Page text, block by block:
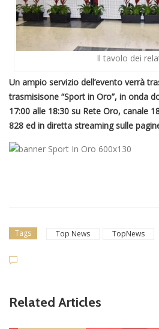
Il tavolo dei
Un ampio servizio dell’evento verrà
trasmisisone “Sport in Oro”, in onda
17:00 alle 18:30 su Rete Oro, canale
828 ed in diretta streaming sulle
Tags Top News TopNews
Related Articles